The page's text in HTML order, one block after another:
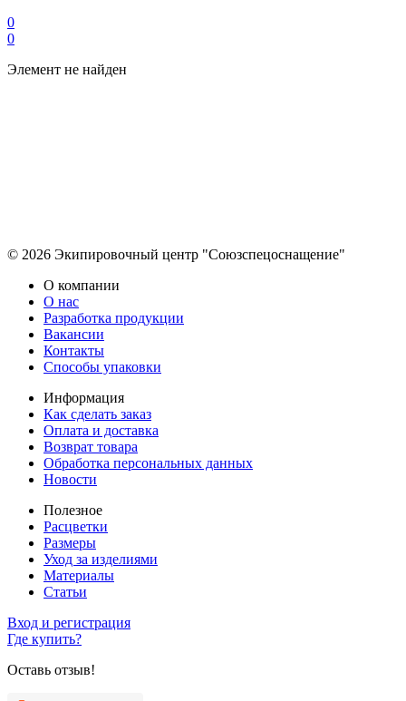
0
0
Элемент не найден
© 2026 Экипировочный центр "Союзспецоснащение"
О компании
О нас
Разработка продукции
Вакансии
Контакты
Способы упаковки
Информация
Как сделать заказ
Оплата и доставка
Возврат товара
Обработка персональных данных
Новости
Полезное
Расцветки
Размеры
Уход за изделиями
Материалы
Статьи
Вход и регистрация
Где купить?
Оставь отзыв!